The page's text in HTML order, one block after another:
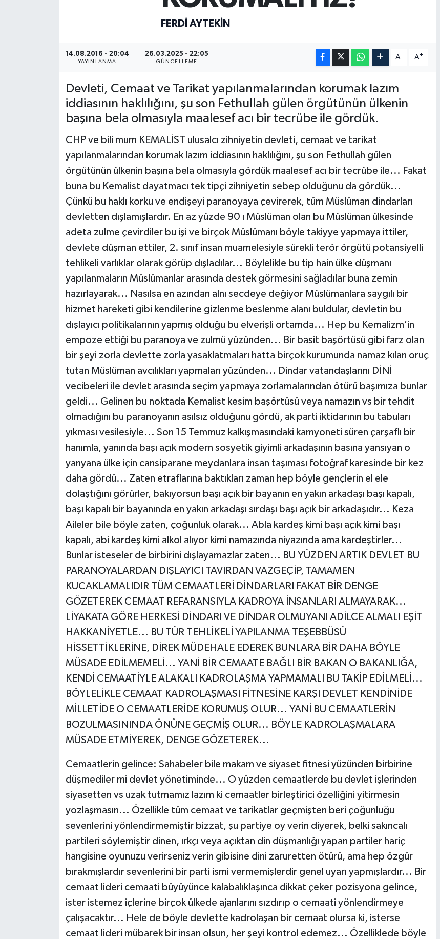
FERDI AYTEKIN
14.08.2016 - 20:04
YAYINLANMA
26.03.2025 - 22:05
GÜNCELLEME
A- A+
Devleti, Cemaat ve Tarikat yapılanmalarından korumak lazım
iddiasının haklılığını, şu son Fethullah gülen örgütünün ülkenin
başına bela olmasıyla maalesef acı bir tecrübe ile gördük.
CHP ve bili mum KEMALİST ulusalcı zihniyetin devleti, cemaat ve tarikat
yapılanmalarından korumak lazım iddiasının haklılığını, şu son Fethullah gülen
örgütünün ülkenin başına bela olmasıyla gördük maalesef acı bir tecrübe ile... Fakat
buna bu Kemalist dayatmacı tek tipçi zihniyetin sebep olduğunu da gördük...
Çünkü bu haklı korku ve endişeyi paranoyaya çevirerek, tüm Müslüman dindarları
devletten dışlamışlardır. En az yüzde 90 ı Müslüman olan bu Müslüman ülkesinde
adeta zulme çevirdiler bu işi ve birçok Müslümanı böyle takiyye yapmaya ittiler,
devlete düşman ettiler, 2. sınıf insan muamelesiyle sürekli terör örgütü potansiyelli
tehlikeli varlıklar olarak görüp dışladılar... Böylelikle bu tip hain ülke düşmanı
yapılanmaların Müslümanlar arasında destek görmesini sağladılar buna zemin
hazırlayarak... Nasılsa en azından alnı secdeye değiyor Müslümanlara saygılı bir
hizmet hareketi gibi kendilerine gizlenme beslenme alanı buldular, devletin bu
dışlayıcı politikalarının yapmış olduğu bu elverişli ortamda... Hep bu Kemalizm’in
empoze ettiği bu paranoya ve zulmü yüzünden... Bir basit başörtüsü gibi farz olan
bir şeyi zorla devlette zorla yasaklatmaları hatta birçok kurumunda namaz kılan oruç
tutan Müslüman avcılıkları yapmaları yüzünden... Dindar vatandaşlarını DİNİ
vecibeleri ile devlet arasında seçim yapmaya zorlamalarından ötürü başımıza bunlar
geldi... Gelinen bu noktada Kemalist kesim başörtüsü veya namazın vs bir tehdit
olmadığını bu paranoyanın asılsız olduğunu gördü, ak parti iktidarının bu tabuları
yıkması vesilesiyle... Son 15 Temmuz kalkışmasındaki kamyoneti süren çarşaflı bir
hanımla, yanında başı açık modern sosyetik giyimli arkadaşının basına yansıyan o
yanyana ülke için cansiparane meydanlara insan taşıması fotoğraf karesinde bir kez
daha gördü... Zaten etraflarına baktıkları zaman hep böyle gençlerin el ele
dolaştığını görürler, bakıyorsun başı açık bir bayanın en yakın arkadaşı başı kapalı,
başı kapalı bir bayanında en yakın arkadaşı sırdaşı başı açık bir arkadaşıdır... Keza
Aileler bile böyle zaten, çoğunluk olarak... Abla kardeş kimi başı açık kimi başı
kapalı, abi kardeş kimi alkol alıyor kimi namazında niyazında ama kardeştirler...
Bunlar isteseler de birbirini dışlayamazlar zaten... BU YÜZDEN ARTIK DEVLET BU
PARANOYALARDAN DIŞLAYICI TAVIRDAN VAZGEÇİP, TAMAMEN
KUCAKLAMALIDIR TÜM CEMAATLERİ DİNDARLARI FAKAT BİR DENGE
GÖZETEREK CEMAAT REFARANSIYLA KADROYA İNSANLARI ALMAYARAK...
LİYAKATA GÖRE HERKESİ DİNDARI VE DİNDAR OLMUYANI ADİLCE ALMALI EŞİT
HAKKANİYETLE... BU TÜR TEHLİKELİ YAPILANMA TEŞEBBÜSÜ
HİSSETTİKLERİNE, DİREK MÜDEHALE EDEREK BUNLARA BİR DAHA BÖYLE
MÜSADE EDİLMEMELİ... YANİ BİR CEMAATE BAĞLI BİR BAKAN O BAKANLIĞA,
KENDİ CEMAATİYLE ALAKALI KADROLAŞMA YAPMAMALI BU TAKİP EDİLMELİ...
BÖYLELİKLE CEMAAT KADROLAŞMASI FİTNESİNE KARŞI DEVLET KENDİNİDE
MİLLETİDE O CEMAATLERİDE KORUMUŞ OLUR... YANİ BU CEMAATLERİN
BOZULMASININDA ÖNÜNE GEÇMİŞ OLUR... BÖYLE KADROLAŞMALARA
MÜSADE ETMİYEREK, DENGE GÖZETEREK...
Cemaatlerin gelince: Sahabeler bile makam ve siyaset fitnesi yüzünden birbirine
düşmediler mi devlet yönetiminde... O yüzden cemaatlerde bu devlet işlerinden
siyasetten vs uzak tutmamız lazım ki cemaatler birleştirici özelliğini yitirmesin
yozlaşmasın... Özellikle tüm cemaat ve tarikatlar geçmişten beri çoğunluğu
sevenlerini yönlendirmemiştir bizzat, şu partiye oy verin diyerek, belki sakıncalı
partileri söylemiştir dinen, ırkçı veya açıktan din düşmanlığı yapan partiler hariç
hangisine oyunuzu verirseniz verin gibisine dini zaruretten ötürü, ama hep özgür
bırakmışlardır sevenlerini bir parti ismi vermemişlerdir genel uyarı yapmışlardır... Bir
cemaat lideri cemaati büyüyünce kalabalıklaşınca dikkat çeker pozisyona gelince,
ister istemez içlerine birçok ülkede ajanlarını sızdırıp o cemaati yönlendirmeye
çalışacaktır... Hele de böyle devlette kadrolaşan bir cemaat olursa ki, isterse
cemaat lideri mübarek bir insan olsun, her şeyi kontrol edemez... Özelliklede böyle
TASAVVUF